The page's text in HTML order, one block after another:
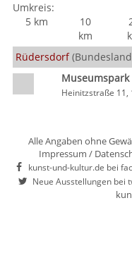
Umkreis:
5 km
10
km
Rüdersdorf
Heinitzstraße 11,
Alle Angaben ohne
Impressum /
kunst-und-kultur.de bei
Neue Ausstellungen bei